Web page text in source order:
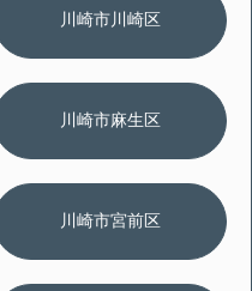
川崎市川崎区
川崎市麻生区
川崎市宮前区